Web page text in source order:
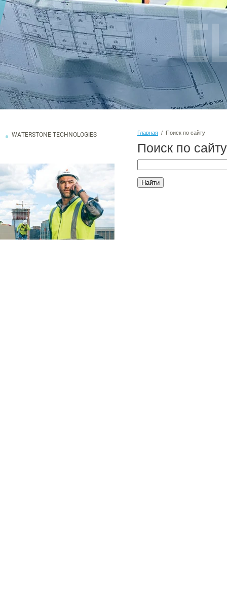
WATERSTONE TECHNOLOGIES Главная / Поиск по сайту
Поиск по сайту